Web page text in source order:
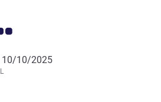
de Avis 5.0/5
10/10/2025